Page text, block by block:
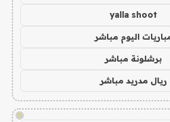
yalla shoot
اليوم مباشر
برشلونة مباشر
ريال مدريد مباشر
!